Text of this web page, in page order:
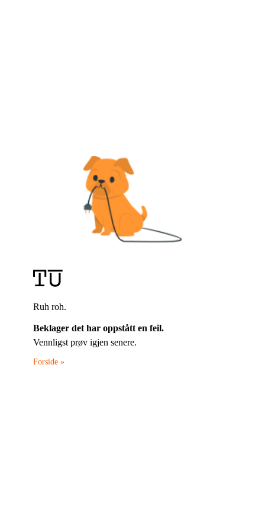
Ruh roh.
Beklager det har oppstått en feil.
Vennligst prøv igjen senere.
Forside »